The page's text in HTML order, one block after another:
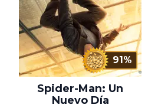
91%
Spider-Man: Un
Nuevo Día